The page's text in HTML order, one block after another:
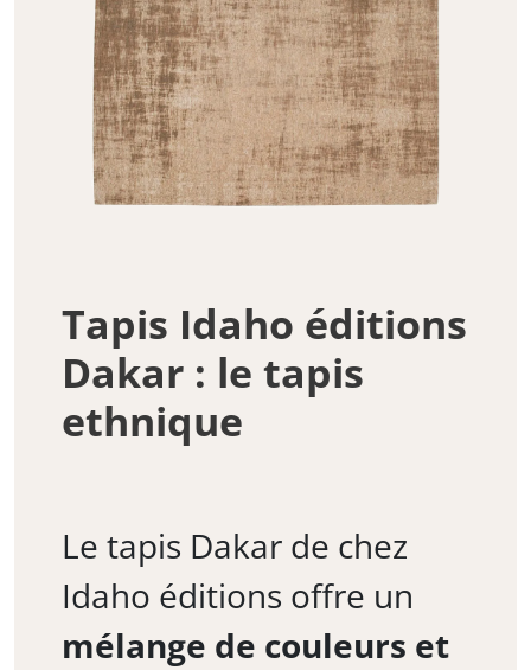
Tapis Idaho éditions
Dakar : le tapis
ethnique
Le tapis Dakar de chez
Idaho éditions offre un
mélange de couleurs et